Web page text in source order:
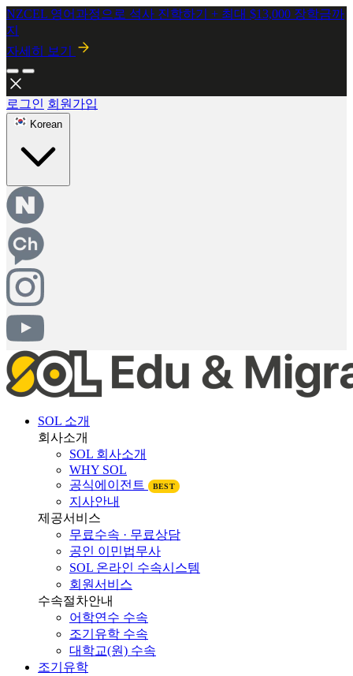
2026년 8월 시행! 뉴질랜드 SMC 개정안 안내
자세히보기
로그인
Korean
회사소개
SOL 회사소개
WHY SOL
공식에이전트
지사안내
제공서비스
무료수속 · 무료상담
공인 이민법무사
SOL 온라인 수속시스템
회원서비스
수속절차안내
어학연수 수속
조기유학 수속
대학교(원) 수속
조기유학
뉴질랜드 조기유학